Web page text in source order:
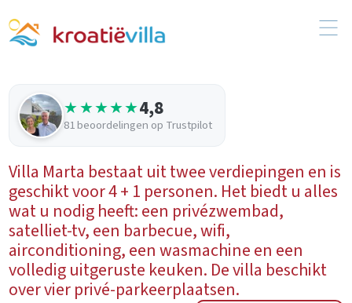
★★★★★4,8
81 beoordelingen op Trustpilot
Villa Marta bestaat uit twee verdiepingen en is
geschikt voor 4 + 1 personen. Het biedt u alles
wat u nodig heeft: een privézwembad,
satelliet-tv, een barbecue, wifi,
airconditioning, een wasmachine en een
volledig uitgeruste keuken. De villa beschikt
over vier privé-parkeerplaatsen.